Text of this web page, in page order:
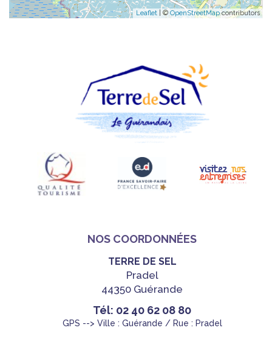
Leaflet | © OpenStreetMapcontributors
NOS COORDONNÉES
TERRE DE SEL
Pradel
44350 Guérande
Tél: 02 40 62 08 80
GPS --> Ville : Guérande / Rue : Pradel